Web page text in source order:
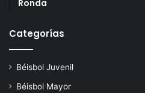
Ronda
Categorías
Béisbol Juvenil
Béisbol Mayor